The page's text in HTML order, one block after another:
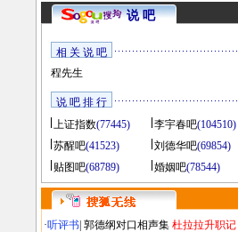
说 吧
相 关 说 吧
程先生
说 吧 排 行
上证指数(77445) 李宇春吧(104510)
苏醒吧(41523) 刘德华吧(69854)
贴图吧(68789) 婚姻吧(78544)
·听评书 郭德纲对口相声集 杜拉拉升职记